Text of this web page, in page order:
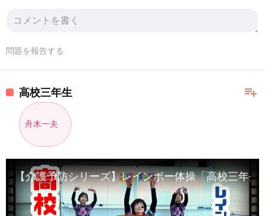
問題を報告する
playlist_add
高校三年生
舟木一夫
【介護予防シリーズ】レインボー体操「高校三年生